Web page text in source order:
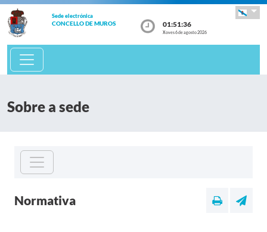
Sede electrónica
CONCELLO DE MUROS 01:51:36
Xoves 6 de agosto 2026
Sobre a sede
Normativa